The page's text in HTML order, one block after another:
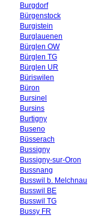
Burgdorf
Bürgenstock
Burgistein
Burglauenen
Bürglen OW
Bürglen TG
Bürglen UR
Büriswilen
Büron
Bursinel
Bursins
Burtigny
Buseno
Büsserach
Bussigny
Bussigny-sur-Oron
Bussnang
Busswil b. Melchnau
Busswil BE
Busswil TG
Bussy FR